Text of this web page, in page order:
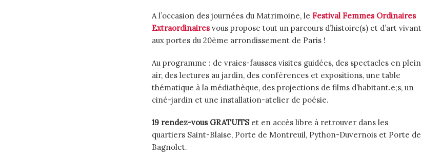
A l’occasion des journées du Matrimoine, le Festival Femmes Ordinaires
Extraordinairesvous propose tout un parcours d’histoire(s) et d’art vivant
aux portes du 20ème arrondissement de Paris !
Au programme : de vraies-fausses visites guidées, des spectacles en plein
air, des lectures au jardin, des conférences et expositions, une table
thématique à la médiathèque, des projections de films d’habitant.e;s, un
ciné-jardin et une installation-atelier de poésie.
19 rendez-vous GRATUITSet en accès libre à retrouver dans les
quartiers Saint-Blaise, Porte de Montreuil, Python-Duvernois et Porte de
Bagnolet.